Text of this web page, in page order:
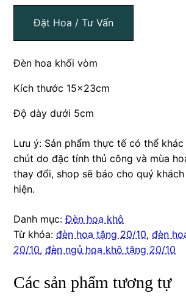
Đặt Hoa / Tư Vấn
Đèn hoa khối vòm
Kích thước 15x23cm
Độ dày dưới 5cm
Lưu ý: Sản phẩm thực tế có thể
chút do đặc tính thủ công và mùa
thay đổi, shop sẽ báo cho quý
hiện.
Danh mục:Đèn hoa khô
Từ khóa:đèn hoa tặng 20/10,đèn
20/10,đèn ngủ hoa khô tặng 20/10
Các sản phẩm tương tự